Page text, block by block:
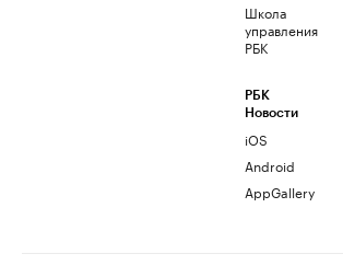
Школа
управления
РБК
РБК
Новости
iOS
Android
AppGallery